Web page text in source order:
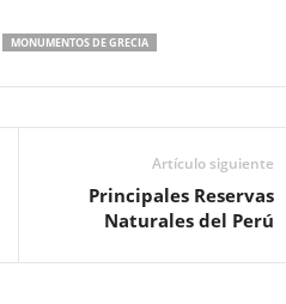
MONUMENTOS DE GRECIA
Artículo siguiente
Principales Reservas
Naturales del Perú